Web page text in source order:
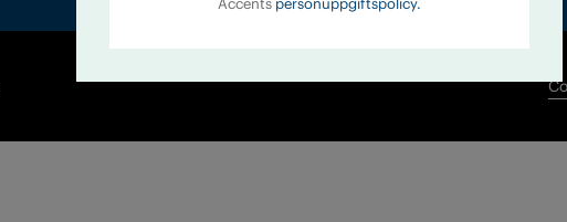
Accents personuppgiftspolicy.